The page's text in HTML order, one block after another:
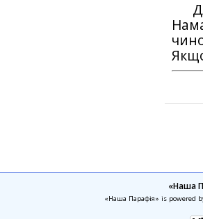
«Наша
«Наша Парафія» is powered